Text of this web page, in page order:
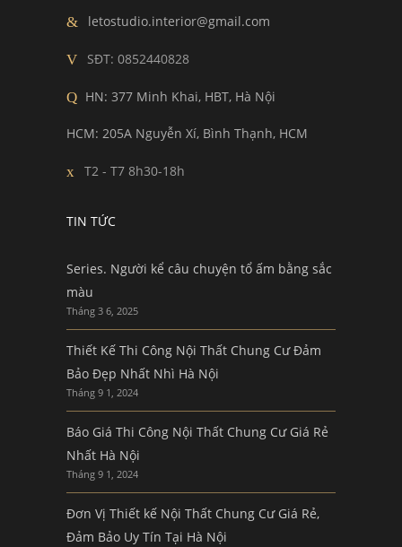
letostudio.interior@gmail.com
SĐT: 0852440828
HN: 377 Minh Khai, HBT, Hà Nội
HCM: 205A Nguyễn Xí, Bình Thạnh, HCM
T2 - T7 8h30-18h
TIN TỨC
Series. Người kể câu chuyện tổ ấm bằng sắc
màu
Tháng 3 6, 2025
Thiết Kế Thi Công Nội Thất Chung Cư Đảm
Bảo Đẹp Nhất Nhì Hà Nội
Tháng 9 1, 2024
Báo Giá Thi Công Nội Thất Chung Cư Giá Rẻ
Nhất Hà Nội
Tháng 9 1, 2024
Đơn Vị Thiết kế Nội Thất Chung Cư Giá Rẻ,
Đảm Bảo Uy Tín Tại Hà Nội